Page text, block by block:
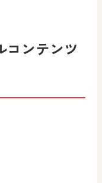
コンテンツ